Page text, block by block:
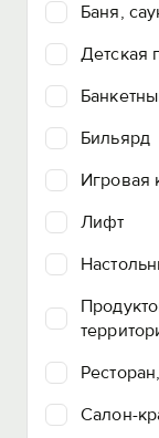
Баня,
Детская
Бильярд
Игровая
Лифт
Салон-